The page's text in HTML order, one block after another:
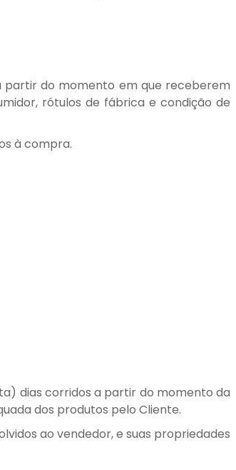
partir do momento em que receberem
rótulos de fábrica e condição de
à compra.
dias corridos a partir do momento da
dos produtos pelo Cliente.
ao vendedor, e suas propriedades